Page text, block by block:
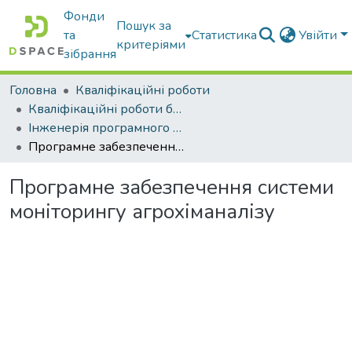
Фонди
та
зібрання
Пошук за
критеріями
Статистика Увійти
Головна
Кваліфікаційні роботи
Кваліфікаційні роботи бакалаврів
Інженерія програмного забезпечення
Програмне забезпечення системи моніторингу агрохіманалізу
Програмне забезпечення системи
моніторингу агрохіманалізу